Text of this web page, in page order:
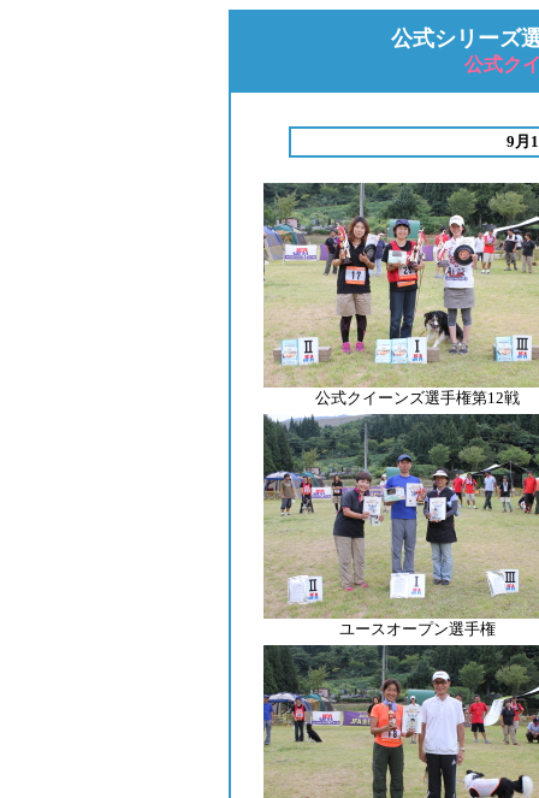
公式シリーズ
公式ク
9月
公式クイーンズ選手権第12戦
ユースオープン選手権